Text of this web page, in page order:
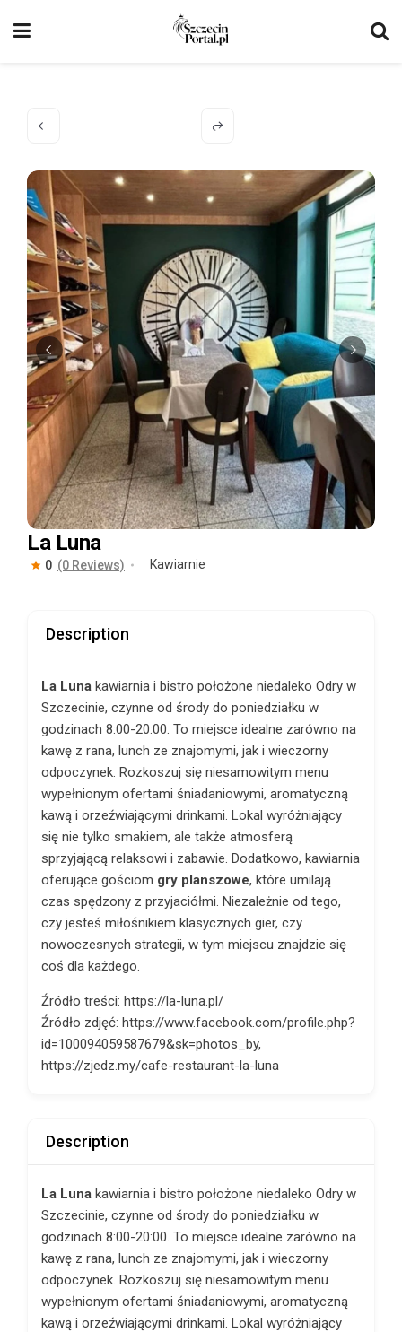
La Luna
0 (0 Reviews) Kawiarnie
Description
La Luna kawiarnia i bistro położone niedaleko Odry w
Szczecinie, czynne od środy do poniedziałku w
godzinach 8:00-20:00. To miejsce idealne zarówno na
kawę z rana, lunch ze znajomymi, jak i wieczorny
odpoczynek. Rozkoszuj się niesamowitym menu
wypełnionym ofertami śniadaniowymi, aromatyczną
kawą i orzeźwiającymi drinkami. Lokal wyróżniający
się nie tylko smakiem, ale także atmosferą
sprzyjającą relaksowi i zabawie. Dodatkowo, kawiarnia
oferujące gościom gry planszowe, które umilają
czas spędzony z przyjaciółmi. Niezależnie od tego,
czy jesteś miłośnikiem klasycznych gier, czy
nowoczesnych strategii, w tym miejscu znajdzie się
coś dla każdego.
Źródło treści: https://la-luna.pl/
Źródło zdjęć: https://www.facebook.com/profile.php?
id=100094059587679&sk=photos_by,
https://zjedz.my/cafe-restaurant-la-luna
Description
La Luna kawiarnia i bistro położone niedaleko Odry w
Szczecinie, czynne od środy do poniedziałku w
godzinach 8:00-20:00. To miejsce idealne zarówno na
kawę z rana, lunch ze znajomymi, jak i wieczorny
odpoczynek. Rozkoszuj się niesamowitym menu
wypełnionym ofertami śniadaniowymi, aromatyczną
kawą i orzeźwiającymi drinkami. Lokal wyróżniający